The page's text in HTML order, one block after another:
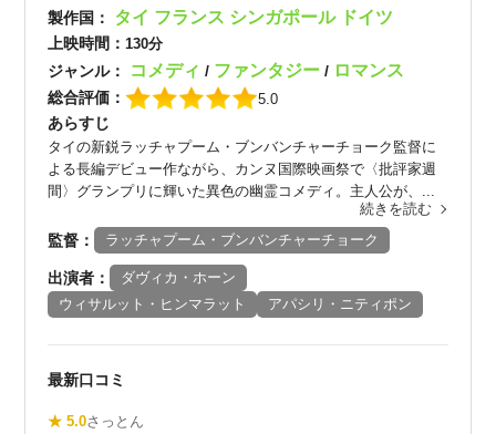
製作国： タイ フランス シンガポール ドイツ
上映時間： 130分
ジャンル： コメディ/ ファンタジー/ ロマンス
総合評価： 5.0
あらすじ
タイの新鋭ラッチャプーム・ブンバンチャーチョーク監督に
よる長編デビュー作ながら、カンヌ国際映画祭で〈批評家週
間〉グランプリに輝いた異色の幽霊コメディ。主人公が、...
続きを読む
監督： ラッチャプーム・ブンバンチャーチョーク
出演者：
ダヴィカ・ホーン
ウィサルット・ヒンマラット
アパシリ・ニティポン
最新口コミ
★ 5.0さっとん